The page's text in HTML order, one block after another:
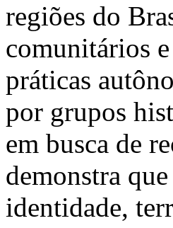
regiões do
comunitários
práticas
por grupos
em busca de
demonstra
identidade,